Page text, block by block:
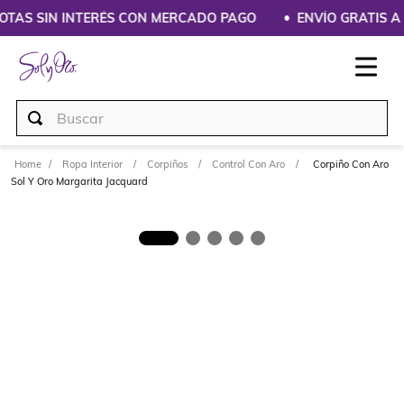
SIN INTERÉS CON MERCADO PAGO ENVÍO GRATIS A
Buscar
Ropa Interior Corpiños Control Con Aro
Corpiño Con Aro
Sol Y Oro Margarita Jacquard